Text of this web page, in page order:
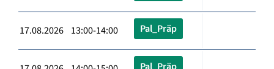
17.08.2026 13:00-14:00 Pal_Präp